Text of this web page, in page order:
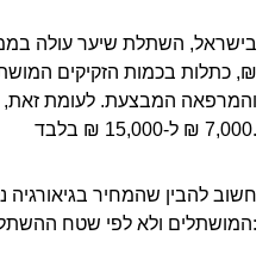
₪, כתלות בכמות הזקיקים
והמרפאה המבצעת. לעומת זאת,
7,000 ₪ ל-15,000 ₪ בלבד.
חשוב להבין שהמחיר בגיאורגיה
המושתלים ולא לפי שטח ההשתלה: